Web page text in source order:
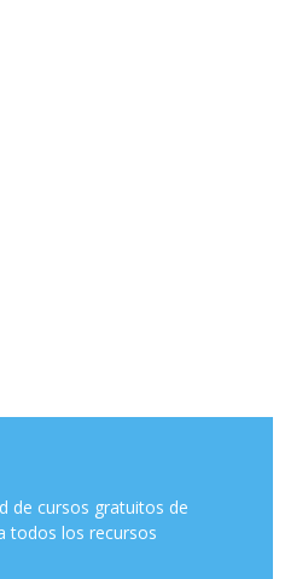
de cursos gratuitos de
todos los recursos